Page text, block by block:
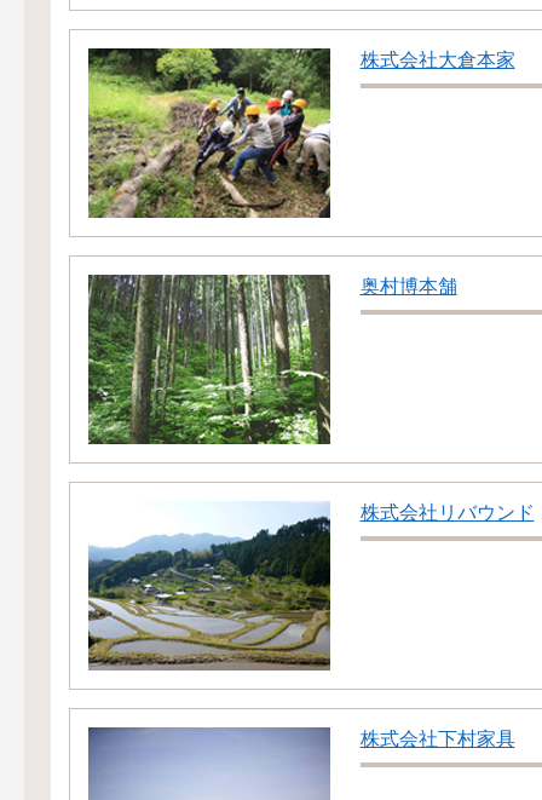
株式会社大倉本家
奥村博本舗
株式会社リバウンド
株式会社下村家具